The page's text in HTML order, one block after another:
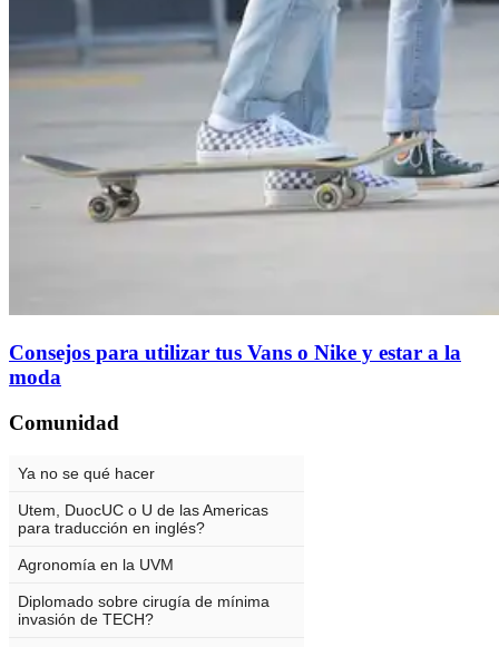
Consejos para utilizar tus Vans o Nike y estar a la
moda
Comunidad